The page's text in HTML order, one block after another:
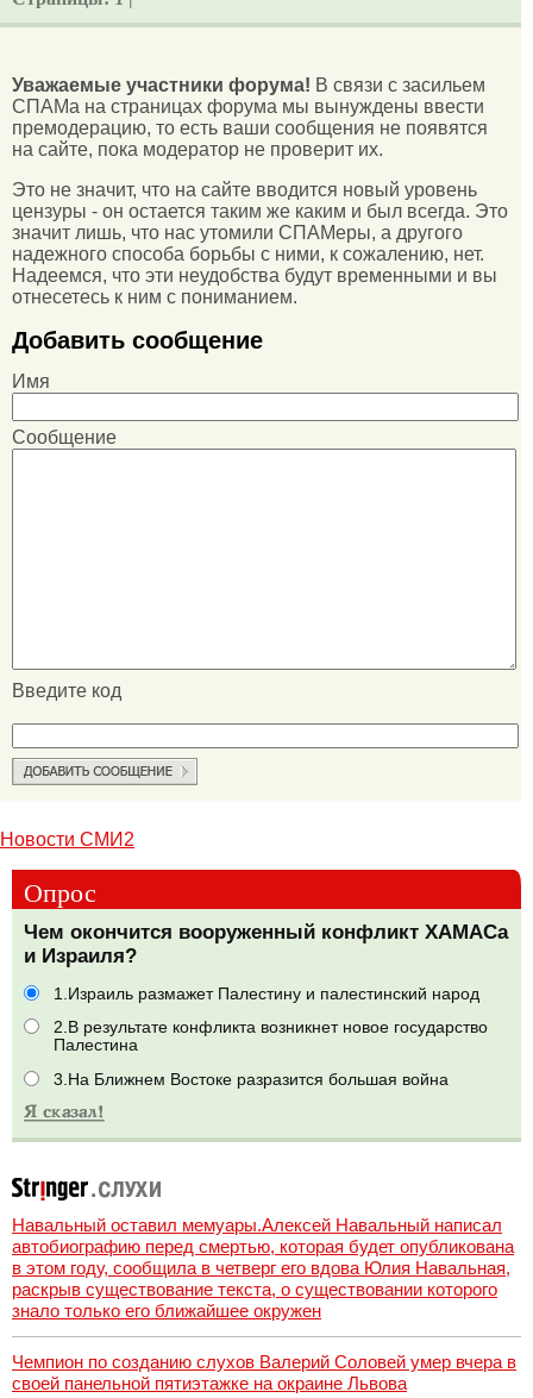
Уважаемые участники форума! В связи с засильем
СПАМа на страницах форума мы вынуждены ввести
премодерацию, то есть ваши сообщения не появятся
на сайте, пока модератор не проверит их.
Это не значит, что на сайте вводится новый уровень
цензуры - он остается таким же каким и был всегда. Это
значит лишь, что нас утомили СПАМеры, а другого
надежного способа борьбы с ними, к сожалению, нет.
Надеемся, что эти неудобства будут временными и вы
отнесетесь к ним с пониманием.
Добавить сообщение
Имя
Сообщение
Введите код
Новости СМИ2
Опрос
Чем окончится вооруженный конфликт ХАМАСа
и Израиля?
1.Израиль размажет Палестину и палестинский народ
2.В результате конфликта возникнет новое государство
Палестина
3.На Ближнем Востоке разразится большая война
Навальный оставил мемуары.Алексей Навальный написал
автобиографию перед смертью, которая будет опубликована
в этом году, сообщила в четверг его вдова Юлия Навальная,
раскрыв существование текста, о существовании которого
знало только его ближайшее окружен
Чемпион по созданию слухов Валерий Соловей умер вчера в
своей панельной пятиэтажке на окраине Львова